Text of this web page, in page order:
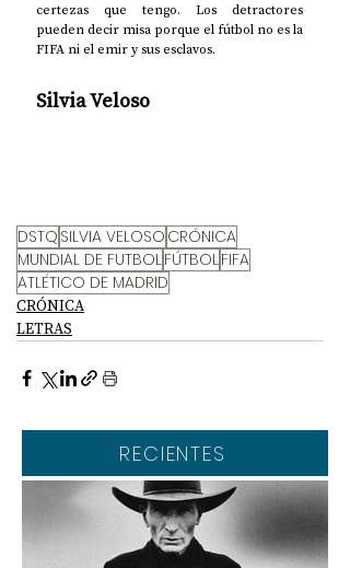
certezas que tengo. Los detractores
pueden decir misa porque el fútbol no es la
FIFA ni el emir y sus esclavos.
Silvia Veloso
DSTQ SILVIA VELOSO CRÓNICA
MUNDIAL DE FUTBOLFÚTBOLFIFA
ATLÉTICO DE MADRID
CRÓNICA
LETRAS
RECIENTES